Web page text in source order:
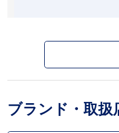
ブランド・取扱